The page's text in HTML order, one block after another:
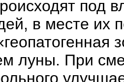
под
в месте их
луны. При